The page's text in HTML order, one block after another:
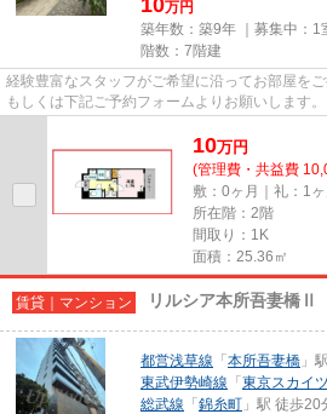
万円
築年数：築9年 ｜募集中： 1
階数：7階建
経験豊富なスタッフがご希望に沿ってお部屋を
もしくは下記ご予約フォームよりお願いします。
10万円
(管理費・共益費
敷：0ヶ月｜礼：1ヶ
所在階：2階
間取り：1K
面積：25.36㎡
賃貸｜マンション リルシア本所吾妻橋Ⅱ
都営浅草線 「 本所吾妻橋 」
東武伊勢崎線 「 東京スカイ
総武線 「 錦糸町 」駅 徒歩20